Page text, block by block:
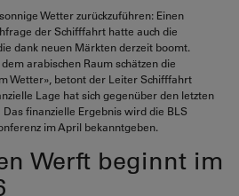
Wetter zurückzuführen: Einen
der Schifffahrt hatte auch die
dank neuen Märkten derzeit boomt.
arabischen Raum schätzen die
Wetter», betont der Leiter Schifffahrt
Lage hat sich gegenüber den letzten
finanzielle Ergebnis wird die BLS
im April bekanntgeben.
Werft beginnt im